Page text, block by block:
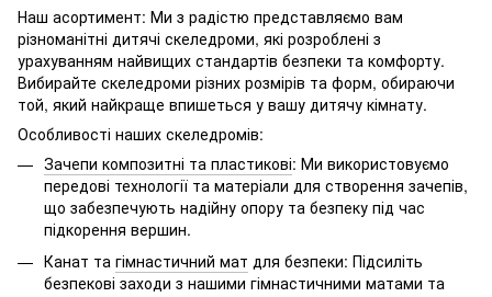
Наш асортимент: Ми з радістю представляємо вам
різноманітні дитячі скеледроми, які розроблені з
урахуванням найвищих стандартів безпеки та комфорту.
Вибирайте скеледроми різних розмірів та форм, обираючи
той, який найкраще впишеться у вашу дитячу кімнату.
Особливості наших скеледромів:
Зачепи композитні та пластикові: Ми використовуємо
передові технології та матеріали для створення зачепів,
що забезпечують надійну опору та безпеку під час
підкорення вершин.
Канат та гімнастичний мат для безпеки: Підсиліть
безпекові заходи з нашими гімнастичними матами та